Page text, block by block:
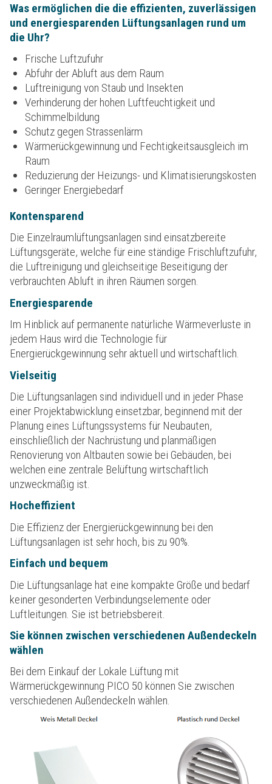
Was ermöglichen die die effizienten, zuverlässigen
und energiesparenden Lüftungsanlagen rund um
die Uhr?
Frische Luftzufuhr
Abfuhr der Abluft aus dem Raum
Luftreinigung von Staub und Insekten
Verhinderung der hohen Luftfeuchtigkeit und
Schimmelbildung
Schutz gegen Strassenlärm
Wärmerückgewinnung und Fechtigkeitsausgleich im
Raum
Reduzierung der Heizungs- und Klimatisierungskosten
Geringer Energiebedarf
Kontensparend
Die Einzelraumlüftungsanlagen sind einsatzbereite
Lüftungsgeräte, welche für eine ständige Frischluftzufuhr,
die Luftreinigung und gleichseitige Beseitigung der
verbrauchten Abluft in ihren Räumen sorgen.
Energiesparende
Im Hinblick auf permanente natürliche Wärmeverluste in
jedem Haus wird die Technologie für
Energierückgewinnung sehr aktuell und wirtschaftlich.
Vielseitig
Die Lüftungsanlagen sind individuell und in jeder Phase
einer Projektabwicklung einsetzbar, beginnend mit der
Planung eines Lüftungssystems für Neubauten,
einschließlich der Nachrüstung und planmäßigen
Renovierung von Altbauten sowie bei Gebäuden, bei
welchen eine zentrale Belüftung wirtschaftlich
unzweckmäßig ist.
Hocheffizient
Die Effizienz der Energierückgewinnung bei den
Lüftungsanlagen ist sehr hoch, bis zu 90%.
Einfach und bequem
Die Lüftungsanlage hat eine kompakte Größe und bedarf
keiner gesonderten Verbindungselemente oder
Luftleitungen. Sie ist betriebsbereit.
Sie können zwischen verschiedenen Außendeckeln
wählen
Bei dem Einkauf der Lokale Lüftung mit
Wärmerückgewinnung PICO 50 können Sie zwischen
verschiedenen Außendeckeln wählen.